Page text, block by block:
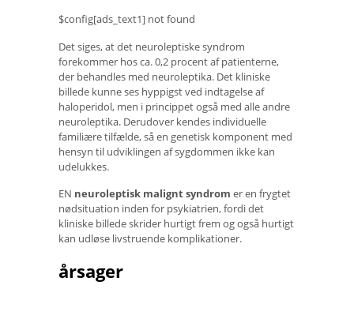
$config[ads_text1] not found
Det siges, at det neuroleptiske syndrom
forekommer hos ca. 0,2 procent af patienterne,
der behandles med neuroleptika. Det kliniske
billede kunne ses hyppigst ved indtagelse af
haloperidol, men i princippet også med alle andre
neuroleptika. Derudover kendes individuelle
familiære tilfælde, så en genetisk komponent med
hensyn til udviklingen af ​​sygdommen ikke kan
udelukkes.
EN neuroleptisk malignt syndrom er en frygtet
nødsituation inden for psykiatrien, fordi det
kliniske billede skrider hurtigt frem og også hurtigt
kan udløse livstruende komplikationer.
årsager